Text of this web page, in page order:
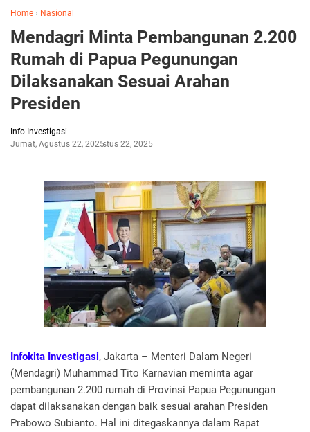
Home › Nasional
Mendagri Minta Pembangunan 2.200
Rumah di Papua Pegunungan
Dilaksanakan Sesuai Arahan
Presiden
Info Investigasi
Jumat, Agustus 22, 2025Agustus 22, 2025
Infokita Investigasi, Jakarta – Menteri Dalam Negeri
(Mendagri) Muhammad Tito Karnavian meminta agar
pembangunan 2.200 rumah di Provinsi Papua Pegunungan
dapat dilaksanakan dengan baik sesuai arahan Presiden
Prabowo Subianto. Hal ini ditegaskannya dalam Rapat